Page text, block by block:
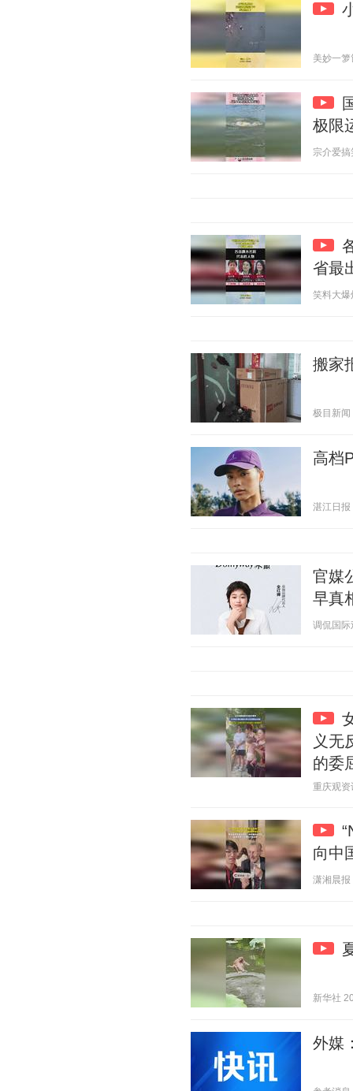
美妙一
极限
宗介爱
省最
笑料大
搬家
极目新
高档
湛江日
官媒
早真
调侃国
义无
的委
重庆观
向中
潇湘晨
新华社
外媒